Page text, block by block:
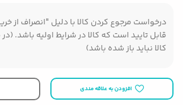
درخواست مرجوع کردن کالا با دلیل "انصراف از
قابل تایید است که کالا در شرایط اولیه باشد.
کالا نباید باز شده باشد)
افزودن به علاقه مندی